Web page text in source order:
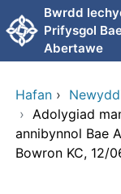
Neidio i'r prif
Bwrdd
Prifysgol
Abertawe
Hafan ›
› Adolygiad
annibynnol Bae
Bowron KC, 12/